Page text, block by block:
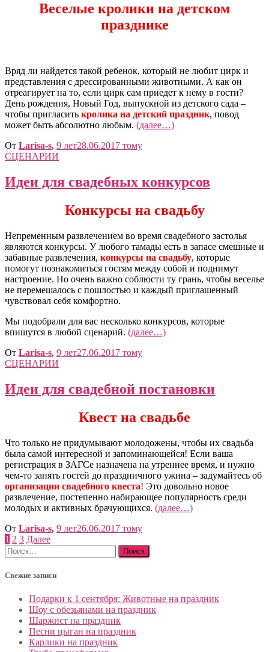
Веселые кролики на детском
празднике
Вряд ли найдется такой ребенок, который не любит цирк и
представления с дрессированными животными. А как он
отреагирует на то, если цирк сам приедет к нему в гости?
День рождения, Новый Год, выпускной из детского сада –
чтобы пригласить кролика на детский праздник, повод
может быть абсолютно любым. (далее…)
От Larisa-s, 9 лет28.06.2017 тому
СЦЕНАРИИ
Идеи для свадебных конкурсов
Конкурсы на свадьбу
Непременным развлечением во время свадебного застолья
являются конкурсы. У любого тамады есть в запасе смешные и
забавные развлечения, конкурсы на свадьбу, которые
помогут познакомиться гостям между собой и поднимут
настроение. Но очень важно соблюсти ту грань, чтобы веселье
не перемешалось с пошлостью и каждый приглашенный
чувствовал себя комфортно.
Мы подобрали для вас несколько конкурсов, которые
впишутся в любой сценарий. (далее…)
От Larisa-s, 9 лет27.06.2017 тому
СЦЕНАРИИ
Идеи для свадебной постановки
Квест на свадьбе
Что только не придумывают молодожены, чтобы их свадьба
была самой интересной и запоминающейся! Если ваша
регистрация в ЗАГСе назначена на утреннее время, и нужно
чем-то занять гостей до праздничного ужина – задумайтесь об
организации свадебного квеста! Это довольно новое
развлечение, постепенно набирающее популярность среди
молодых и активных брачующихся. (далее…)
От Larisa-s, 9 лет26.06.2017 тому
Пагинация
записей
1 2 3 Далее
Найти:
Свежие записи
Подарки к 1 сентября: Животные на праздник
Шоу с обезьянами на праздник
Шаржист на праздник
Песни цыган на праздник
Карлики на праздник